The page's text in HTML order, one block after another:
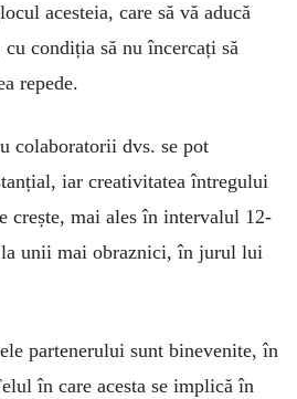
acesteia, care să vă aducă
condiția să nu încercați să
repede.
colabo­ratorii dvs. se pot
iar creativitatea întregu­lui
crește, mai ales în intervalul 12-
unii mai obraz­nici, în jurul lui
par­tenerului sunt binevenite, în
în care acesta se implică în